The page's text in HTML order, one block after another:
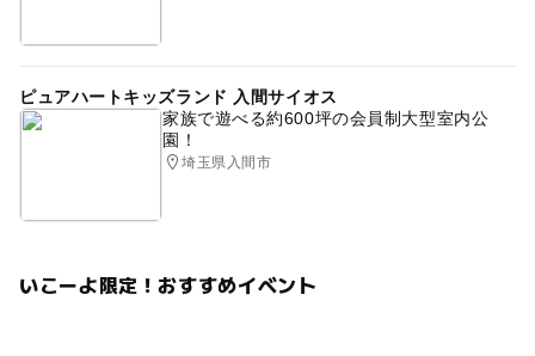
ピュアハートキッズランド 入間サイオス
家族で遊べる約600坪の会員制大型室内公
園！
埼玉県入間市
いこーよ限定！おすすめイベント